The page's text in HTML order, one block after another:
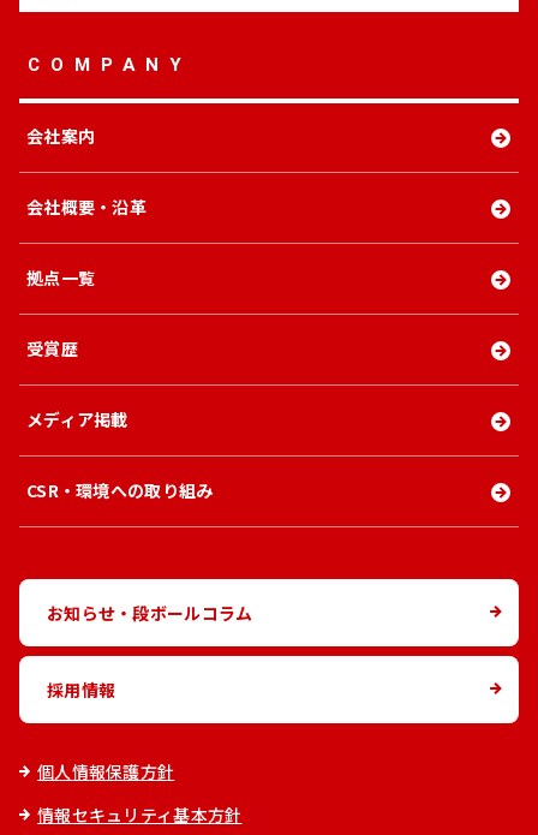
個人情報保護方針
情報セキュリティ基本方針
COMPANY
会社案内
会社概要・沿革
拠点一覧
受賞歴
メディア掲載
CSR・環境への取り組み
お知らせ・段ボールコラム
採用情報